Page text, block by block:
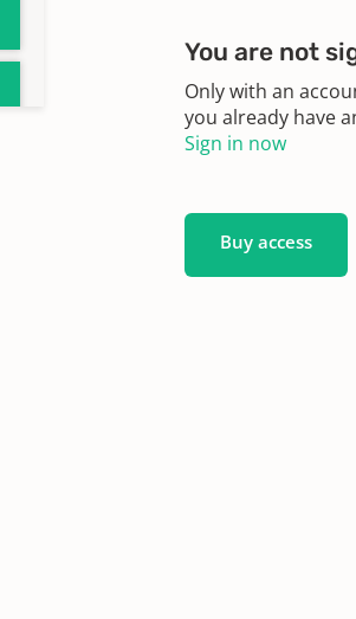
You are not
Only with an
you already have
Sign in now
Buy access